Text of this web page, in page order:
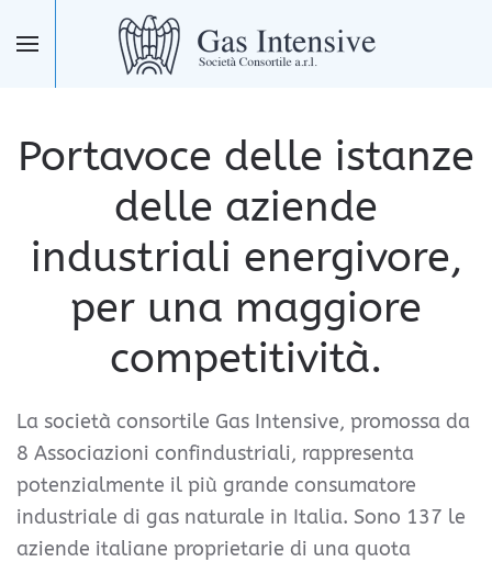
Skip to main content
Portavoce delle istanze
delle aziende
industriali energivore,
per una maggiore
competitività.
La società consortile Gas Intensive, promossa da
8 Associazioni confindustriali, rappresenta
potenzialmente il più grande consumatore
industriale di gas naturale in Italia. Sono 137 le
aziende italiane proprietarie di una quota